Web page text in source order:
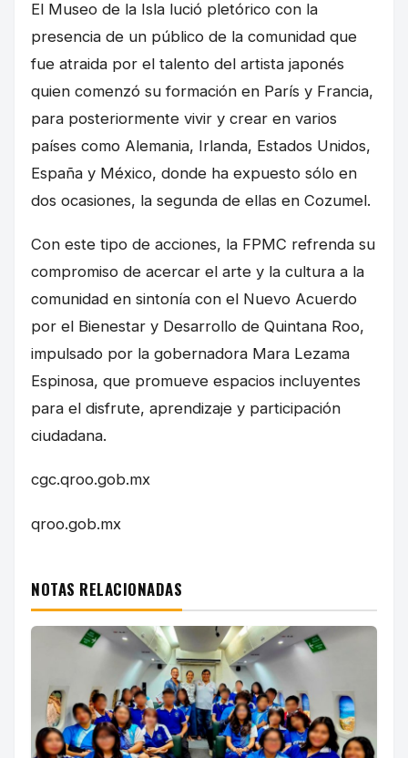
El Museo de la Isla lució pletórico con la
presencia de un público de la comunidad que
fue atraida por el talento del artista japonés
quien comenzó su formación en París y Francia,
para posteriormente vivir y crear en varios
países como Alemania, Irlanda, Estados Unidos,
España y México, donde ha expuesto sólo en
dos ocasiones, la segunda de ellas en Cozumel.
Con este tipo de acciones, la FPMC refrenda su
compromiso de acercar el arte y la cultura a la
comunidad en sintonía con el Nuevo Acuerdo
por el Bienestar y Desarrollo de Quintana Roo,
impulsado por la gobernadora Mara Lezama
Espinosa, que promueve espacios incluyentes
para el disfrute, aprendizaje y participación
ciudadana.
cgc.qroo.gob.mx
qroo.gob.mx
NOTAS RELACIONADAS